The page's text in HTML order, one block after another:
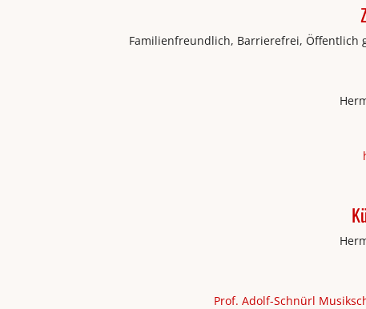
Familienfreundlich, Barrierefrei, Öffentlich
Prof. Adolf-Schnürl